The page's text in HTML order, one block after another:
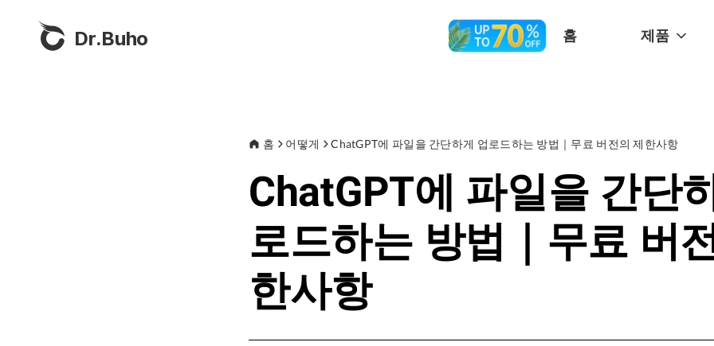
Dr.Buho 홈 제품
홈 어떻게 ChatGPT에 파일을 간단하게 업로드하는 방법｜무료 버전의 제한사항
ChatGPT에 파일을 간단
로드하는 방법｜무료 버
한사항